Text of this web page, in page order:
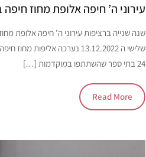
עירוני ה’ חיפה אלופת מחוז
שנה שנייה ברציפות עירוני ה’ חיפה אלופת
שלישי ה 13.12.2022 נערכה
24 בתי ספר שהשתתפו במוקדמות […]
Read More